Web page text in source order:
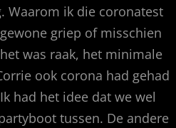
Waarom ik die coronatest
griep of misschien
was raak, het minimale
ook corona had gehad
had het idee dat we wel
tussen. De andere